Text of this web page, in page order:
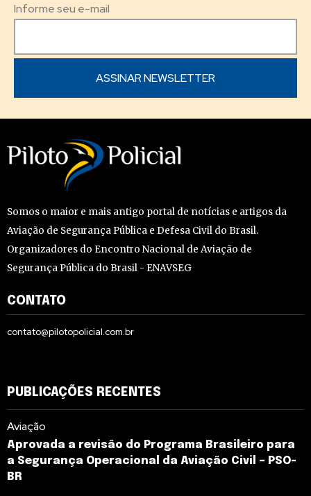
Informe seu e-mail
Somos o maior e mais antigo portal de notícias e artigos da
Aviação de Segurança Pública e Defesa Civil do Brasil.
Organizadores do Encontro Nacional de Aviação de
Segurança Pública do Brasil - ENAVSEG
CONTATO
contato@pilotopolicial.com.br
PUBLICAÇÕES RECENTES
Aviação
Aprovada a revisão do Programa Brasileiro para
a Segurança Operacional da Aviação Civil – PSO-
BR